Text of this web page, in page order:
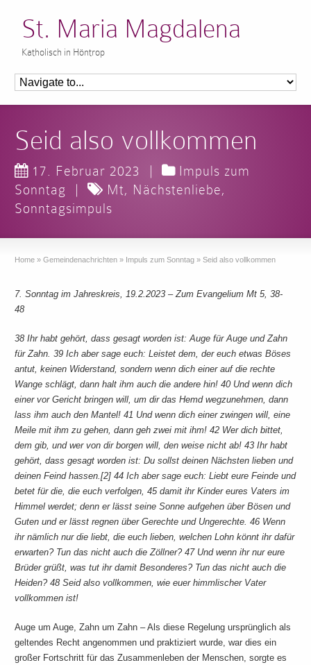
St. Maria Magdalena
Katholisch in Höntrop
Seid also vollkommen
17. Februar 2023 |
Impuls zum
Sonntag
| Mt, Nächstenliebe,
Sonntagsimpuls
Home » Gemeindenachrichten » Impuls zum Sonntag » Seid also vollkommen
7. Sonntag im Jahreskreis, 19.2.2023 – Zum Evangelium Mt 5, 38-
48
38 Ihr habt gehört, dass gesagt worden ist: Auge für Auge und Zahn
für Zahn. 39 Ich aber sage euch: Leistet dem, der euch etwas Böses
antut, keinen Widerstand, sondern wenn dich einer auf die rechte
Wange schlägt, dann halt ihm auch die andere hin! 40 Und wenn dich
einer vor Gericht bringen will, um dir das Hemd wegzunehmen, dann
lass ihm auch den Mantel! 41 Und wenn dich einer zwingen will, eine
Meile mit ihm zu gehen, dann geh zwei mit ihm! 42 Wer dich bittet,
dem gib, und wer von dir borgen will, den weise nicht ab! 43 Ihr habt
gehört, dass gesagt worden ist: Du sollst deinen Nächsten lieben und
deinen Feind hassen.[2] 44 Ich aber sage euch: Liebt eure Feinde und
betet für die, die euch verfolgen, 45 damit ihr Kinder eures Vaters im
Himmel werdet; denn er lässt seine Sonne aufgehen über Bösen und
Guten und er lässt regnen über Gerechte und Ungerechte. 46 Wenn
ihr nämlich nur die liebt, die euch lieben, welchen Lohn könnt ihr dafür
erwarten? Tun das nicht auch die Zöllner? 47 Und wenn ihr nur eure
Brüder grüßt, was tut ihr damit Besonderes? Tun das nicht auch die
Heiden? 48 Seid also vollkommen, wie euer himmlischer Vater
vollkommen ist!
Auge um Auge, Zahn um Zahn – Als diese Regelung ursprünglich als
geltendes Recht angenommen und praktiziert wurde, war dies ein
großer Fortschritt für das Zusammenleben der Menschen, sorgte es